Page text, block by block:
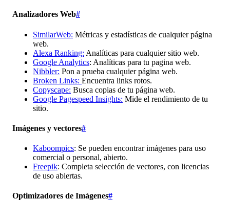
Analizadores Web#
SimilarWeb: Métricas y estadísticas de cualquier página
web.
Alexa Ranking: Analíticas para cualquier sitio web.
Google Analytics: Analíticas para tu pagina web.
Nibbler: Pon a prueba cualquier página web.
Broken Links: Encuentra links rotos.
Copyscape: Busca copias de tu página web.
Google Pagespeed Insights: Mide el rendimiento de tu
sitio.
Imágenes y vectores#
Kaboompics: Se pueden encontrar imágenes para uso
comercial o personal, abierto.
Freepik: Completa selección de vectores, con licencias
de uso abiertas.
Optimizadores de Imágenes#